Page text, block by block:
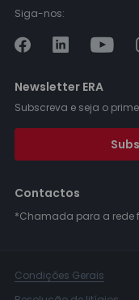
Siga-nos:
Newsletter ERA
Subscreva e seja o
Contactos
*Chamada para a rede
Condições Gerais